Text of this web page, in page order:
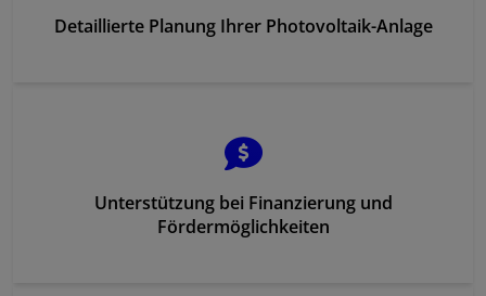
Detaillierte Planung Ihrer Photovoltaik-Anlage
Unterstützung bei Finanzierung und
Fördermöglichkeiten